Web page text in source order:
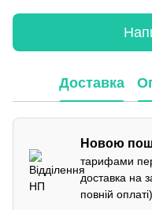
Доставка
Новою
тарифами
доставка на
повній